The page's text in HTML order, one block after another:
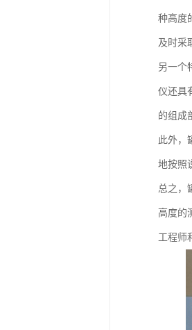
种高度
及时采
另一个
仪还具
的组成
此外，
地按照
总之，
高度的
工程师